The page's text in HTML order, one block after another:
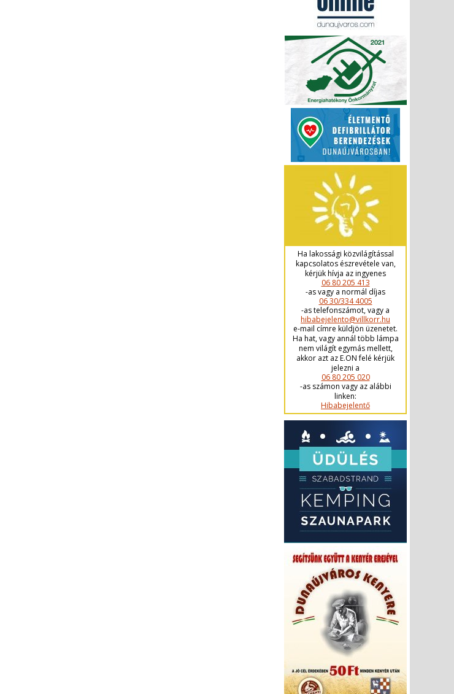
Ha lakossági közvilágítással
kapcsolatos észrevétele van,
kérjük hívja az ingyenes
06 80 205 413
-as vagy a normál díjas
06 30/334 4005
-as telefonszámot, vagy a
hibabejelento@villkorr.hu
e-mail címre küldjön üzenetet.
Ha hat, vagy annál több lámpa
nem világít egymás mellett,
akkor azt az E.ON felé kérjük
jelezni a
06 80 205 020
-as számon vagy az alábbi
linken:
Hibabejelentő